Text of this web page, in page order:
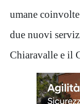
umane
due nuovi
Chiaravalle e il